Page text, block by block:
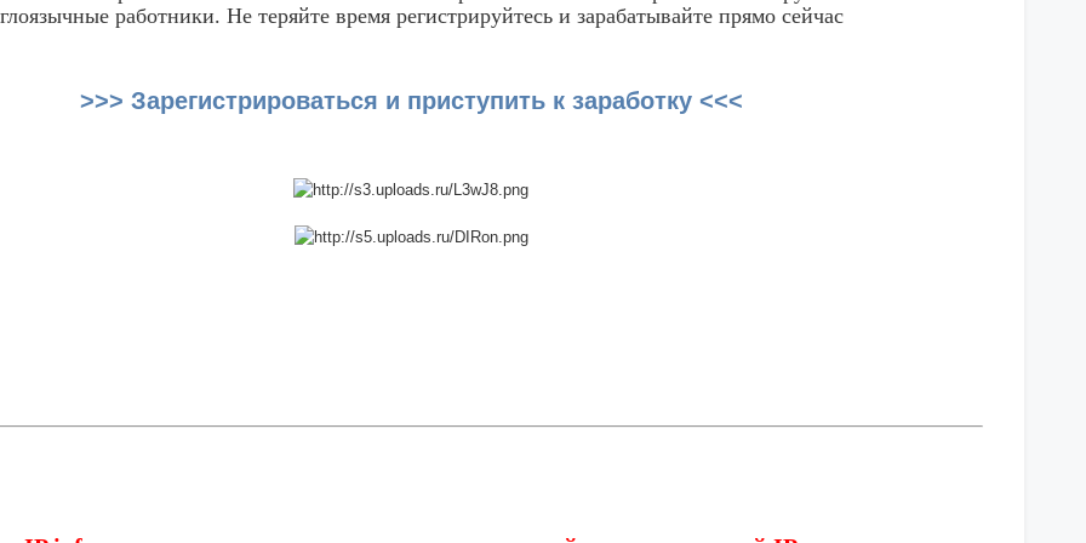
работники. Не теряйте время регистрируйтесь и зарабатывайте прямо сейчас
>>> Зарегистрироваться и приступить к заработку <<<